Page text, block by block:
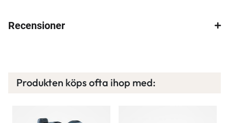
varje månad och mycket mer. Spara tusenlappar
Recensioner
Produkten köps ofta ihop med: